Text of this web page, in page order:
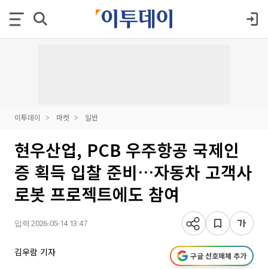
이투데이 마켓 일반
현우산업, PCB 우주항공 국제인
증 획득 입찰 준비…자동차 고객사
로봇 프로젝트에도 참여
입력 2026-05-14 13:47
김우람 기자 구글 선호매체 추가